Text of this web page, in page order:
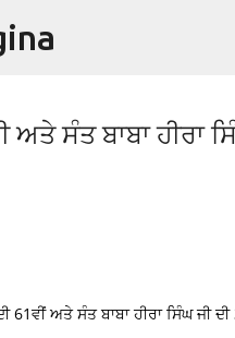
ਅਤੇ ਸੰਤ ਬਾਬਾ ਹੀਰਾ
61ਵੀਂ ਅਤੇ ਸੰਤ ਬਾਬਾ ਹੀਰਾ ਸਿੰਘ ਜੀ ਦੀ